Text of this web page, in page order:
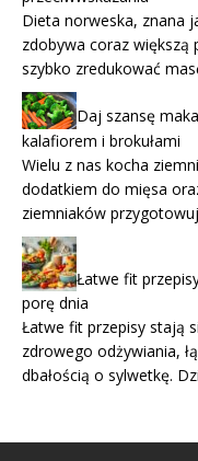
Dieta norweska, znana
zdobywa coraz większą
szybko zredukować
Daj szansę
kalafiorem i brokułami
Wielu z nas kocha
dodatkiem do mięsa
ziemniaków
Łatwe fit
porę dnia
Łatwe fit przepisy stają
zdrowego odżywiania,
dbałością o sylwetkę.